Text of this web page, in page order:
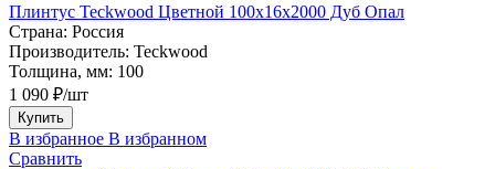
Плинтус Teckwood Цветной 100x16х2000 Дуб Опал
Страна: Россия
Производитель: Teckwood
Толщина, мм: 100
1 090 ₽/шт
Купить
В избранное В избранном
Сравнить